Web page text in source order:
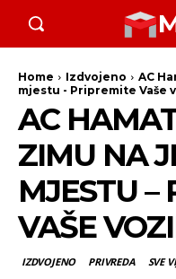
Home Izdvojeno
AC
mjestu - Pripremite Vaše
AC
ZIMU NA
MJESTU –
VAŠE
IZDVOJENO PRIVREDA SVE